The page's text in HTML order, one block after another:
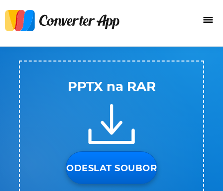
PPTX na RAR
ODESLAT SOUBOR